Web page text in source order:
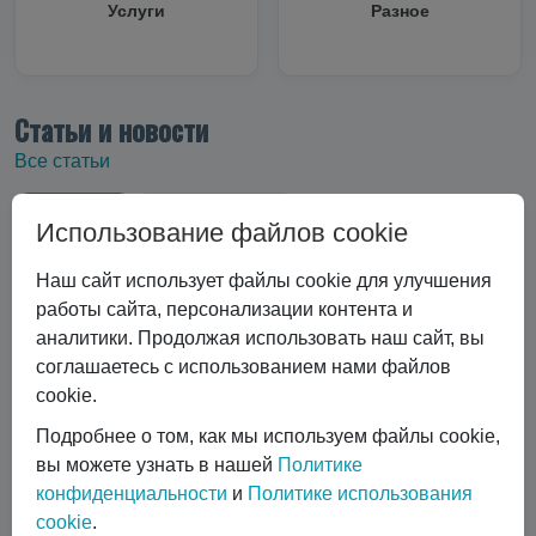
Услуги Разное
Статьи и новости
Все статьи
#Технические характеристики
#Вертикальные криоцилиндры
#Эксплуатация криоцилиндра
#Экономика и выбор
#Сравнение технологий
#Газовый лазер
#Горизонтальные криоцилиндры
#Ремонт и обслуживание
#автоматизация сварки
#Транспортировка жидких газов
#Газовые баллоны
#Вентиль выдачи жидкости
#Обслуживание DPW 650
Показать все
Использование файлов cookie
Наш сайт использует файлы cookie для улучшения
работы сайта, персонализации контента и
аналитики. Продолжая использовать наш сайт, вы
соглашаетесь с использованием нами файлов
cookie.
Подробнее о том, как мы используем файлы cookie,
вы можете узнать в нашей Политике
конфиденциальности и Политике использования
cookie.